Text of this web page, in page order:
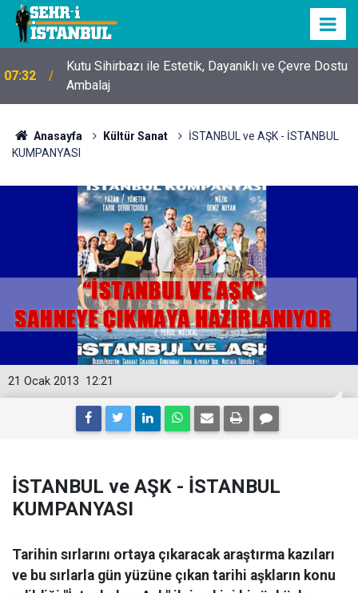
07:32
Kutu Sihirbazı ile Estetik, Dayanıklı ve Çevre Dostu
Ambalaj
Anasayfa Kültür Sanat
İSTANBUL ve AŞK - İSTANBUL
KUMPANYASI
12:21
21 Ocak 2013
İSTANBUL ve AŞK - İSTANBUL
KUMPANYASI
Tarihin sırlarını ortaya çıkaracak araştırma kazıları
ve bu sırlarla gün yüzüne çıkan tarihi aşkların konu